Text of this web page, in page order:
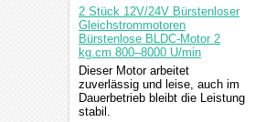
Gleichstrommotor
Kommentar
2 Stück 12V/24V Bürstenloser
Gleichstrommotoren
Bürstenlose BLDC-Motor 2
kg.cm 800–8000 U/min
Dieser Motor arbeitet
zuverlässig und leise, auch im
Dauerbetrieb bleibt die Leistung
stabil.